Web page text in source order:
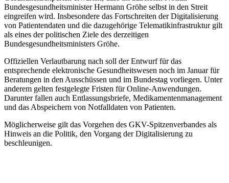
Bundesgesundheitsminister Hermann Gröhe selbst in den Streit
eingreifen wird. Insbesondere das Fortschreiten der Digitalisierung
von Patientendaten und die dazugehörige Telematikinfrastruktur gilt
als eines der politischen Ziele des derzeitigen
Bundesgesundheitsministers Gröhe.
Offiziellen Verlautbarung nach soll der Entwurf für das
entsprechende elektronische Gesundheitswesen noch im Januar für
Beratungen in den Ausschüssen und im Bundestag vorliegen. Unter
anderem gelten festgelegte Fristen für Online-Anwendungen.
Darunter fallen auch Entlassungsbriefe, Medikamentenmanagement
und das Abspeichern von Notfalldaten von Patienten.
Möglicherweise gilt das Vorgehen des GKV-Spitzenverbandes als
Hinweis an die Politik, den Vorgang der Digitalisierung zu
beschleunigen.